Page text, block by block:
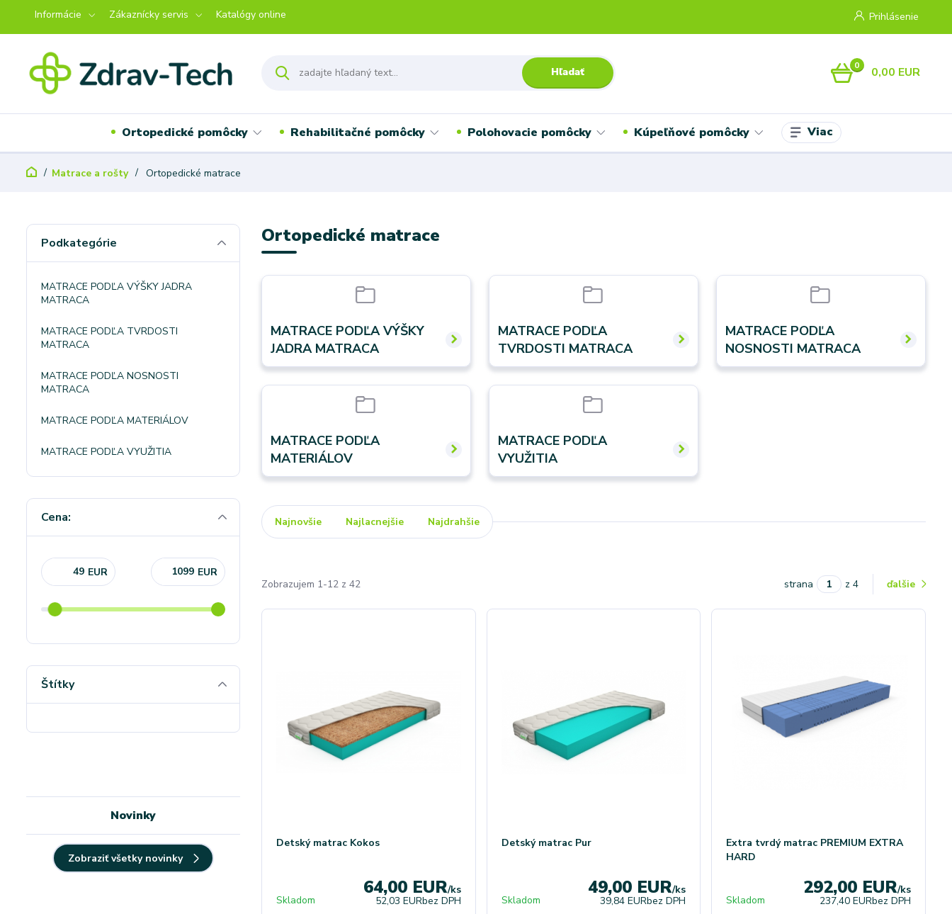
Informácie Zákaznícky servis Katalógy online Prihlásenie
Hľadať 0 0,00 EUR
Ortopedické pomôcky Rehabilitačné pomôcky Polohovacie pomôcky Kúpeľňové pomôcky Viac
Matrace a rošty Ortopedické matrace
Ortopedické matrace
MATRACE PODĽA VÝŠKY
JADRA MATRACA
MATRACE PODĽA
TVRDOSTI MATRACA
MATRACE PODĽA
NOSNOSTI MATRACA
MATRACE PODĽA
MATERIÁLOV
MATRACE PODĽA
VYUŽITIA
Najnovšie Najlacnejšie Najdrahšie
Zobrazujem 1-12 z 42 strana z 4 ďalšie
Detský matrac Kokos
64,00 EUR/ks
52,03 EURbez DPH
Skladom
Detský matrac Pur
49,00 EUR/ks
39,84 EURbez DPH
Skladom
Extra tvrdý matrac PREMIUM EXTRA
HARD
292,00 EUR/ks
237,40 EURbez DPH
Skladom
Podkategórie
MATRACE PODĽA VÝŠKY JADRA
MATRACA
MATRACE PODĽA TVRDOSTI
MATRACA
MATRACE PODĽA NOSNOSTI
MATRACA
MATRACE PODĽA MATERIÁLOV
MATRACE PODĽA VYUŽITIA
Cena:
EUR EUR
Štítky
Novinky
Zobraziť všetky novinky